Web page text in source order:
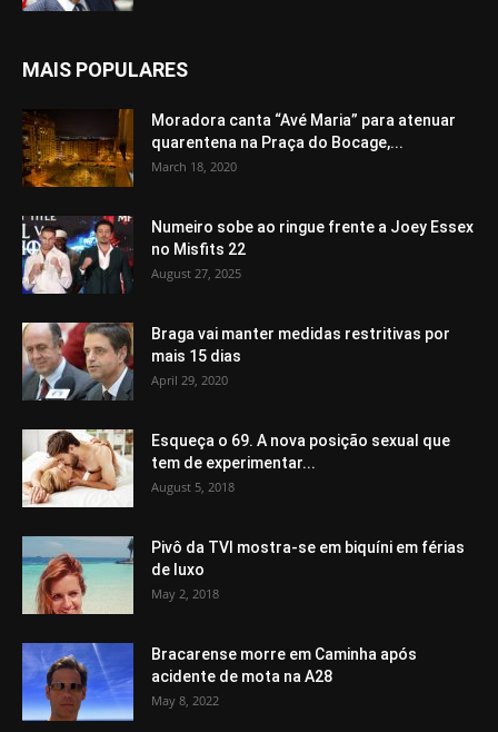
MAIS POPULARES
Moradora canta “Avé Maria” para atenuar
quarentena na Praça do Bocage,...
March 18, 2020
Numeiro sobe ao ringue frente a Joey Essex
no Misfits 22
August 27, 2025
Braga vai manter medidas restritivas por
mais 15 dias
April 29, 2020
Esqueça o 69. A nova posição sexual que
tem de experimentar...
August 5, 2018
Pivô da TVI mostra-se em biquíni em férias
de luxo
May 2, 2018
Bracarense morre em Caminha após
acidente de mota na A28
May 8, 2022